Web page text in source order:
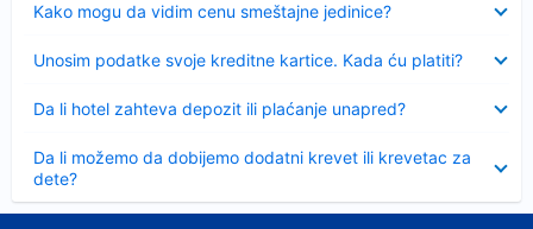
Kako mogu da vidim cenu smeštajne jedinice?
Unosim podatke svoje kreditne kartice. Kada ću platiti?
Da li hotel zahteva depozit ili plaćanje unapred?
Da li možemo da dobijemo dodatni krevet ili krevetac za
dete?